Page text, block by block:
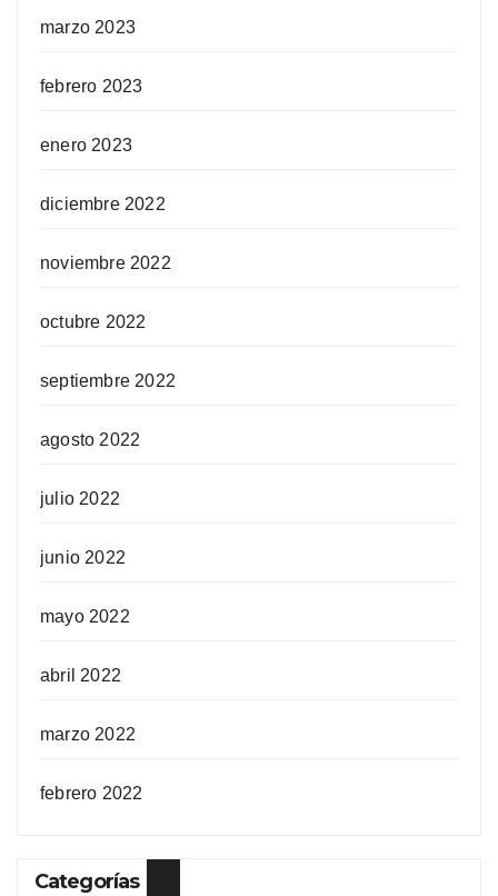
marzo 2023
febrero 2023
enero 2023
diciembre 2022
noviembre 2022
octubre 2022
septiembre 2022
agosto 2022
julio 2022
junio 2022
mayo 2022
abril 2022
marzo 2022
febrero 2022
Categorías